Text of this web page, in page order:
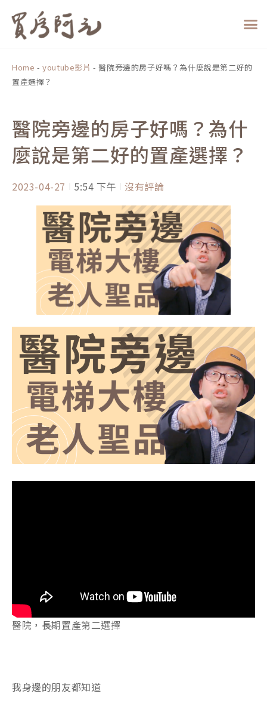
Home -youtube影片 -醫院旁邊的房子好嗎？為什麼說是第二好的
置產選擇？
醫院旁邊的房子好嗎？為什
麼說是第二好的置產選擇？
2023-04-27 5:54 下午 沒有評論
醫院，長期置產第二選擇
我身邊的朋友都知道